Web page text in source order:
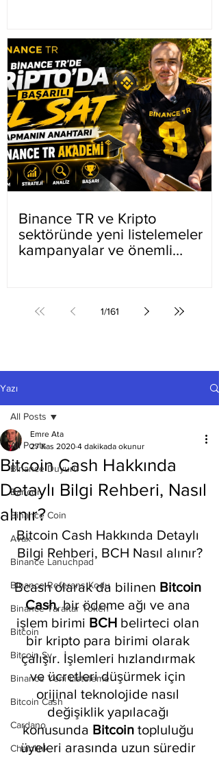
Binance TR ve Kripto
sektöründe yeni listelemeler
kampanyalar ve önemli
1/161
Yazı
All Posts
Binance Duyuru
Bancor
Binance Coin
Avax
Binance Lanuchpad
Binance Referans Kodu
Binance Taraftar Token
Bitcoin
Bitcoin Sv
Binance Yeni Listeleme
Bitcoin Cash
Cardano
Chainlink
All Posts
Bitcoin Cash Hakkında
Detaylı Bilgi Rehberi, Nasıl
alınır?
Emre Ata
27 Kas 2020 4 dakikada okunur
Bitcoin Cash Hakkında Detaylı
Bilgi Rehberi, BCH Nasıl alınır?
Bcash olarak da bilinen Bitcoin
Cash, bir ödeme ağı ve ana
işlem birimi BCH belirteci olan
bir kripto para birimi olarak
çalışır. İşlemleri hızlandırmak
ve ücretleri düşürmek için
orijinal teknolojide nasıl
değişiklik yapılacağı
konusunda Bitcoin topluluğu
üyeleri arasında uzun süredir